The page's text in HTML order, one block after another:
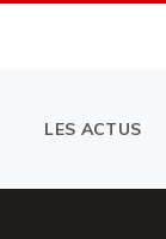
LES ACTUS